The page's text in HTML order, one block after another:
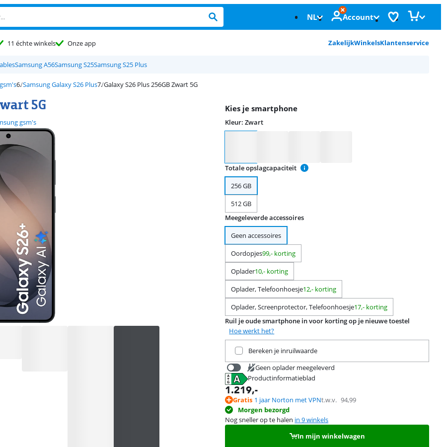
NL Account
11 échte winkels Onze app ZakelijkWinkelsKlantenservice
Samsung A56Samsung S25Samsung S25 Plus
Samsung Galaxy S26 Plus Galaxy S26 Plus 256GB Zwart 5G
5G
gsm's
Kies je smartphone
Kleur:Zwart
Totale opslagcapaciteit
256 GB
512 GB
Meegeleverde accessoires
Geen accessoires
Oordopjes99,- korting
Oplader10,- korting
Oplader, Telefoonhoesje12,- korting
Oplader, Screenprotector, Telefoonhoesje17,- korting
Ruil je oude smartphone in voor korting op je nieuwe toestel
Hoe werkt het?
Bereken je inruilwaarde
Geen oplader meegeleverd
Productinformatieblad
opent in nieuw tabblad
1.219,-
Gratis 1 jaar Norton met VPNt.w.v. 94,99
Morgen bezorgd
Nog sneller op te halen in 9 winkels
In mijn winkelwagen